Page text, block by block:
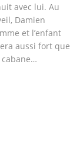
avec lui. Au
Damien
et l’enfant
aussi fort que